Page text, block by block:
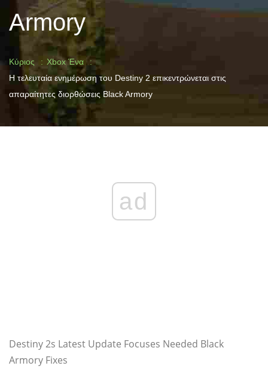
Armory
Κύριος
Xbox Ένα
Η τελευταία ενημέρωση του Destiny 2 επικεντρώνεται στις
απαραίτητες διορθώσεις Black Armory
ad
Destiny 2s Latest Update Focuses Needed Black
Armory Fixes